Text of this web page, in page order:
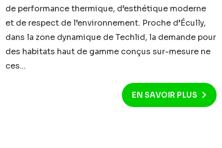
de performance thermique, d’esthétique moderne
et de respect de l’environnement. Proche d’Écully,
dans la zone dynamique de Techlid, la demande pour
des habitats haut de gamme conçus sur-mesure ne
ces...
EN SAVOIR PLUS